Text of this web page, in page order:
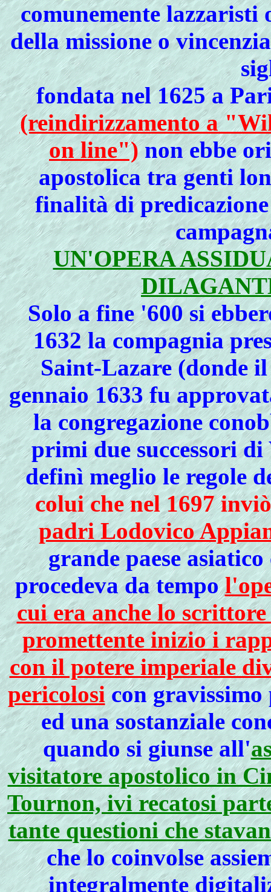
comunemente lazzaristi
della missione o
fondata nel 1625 a
(reindirizzamento a
on line")non ebbe
apostolica tra genti
finalità di
UN'OPERA
Solo a fine '600 si
1632 la compagnia
Saint-Lazare (donde
gennaio 1633 fu
la congregazione
primi due successori di
definì meglio le regole
colui che nel 1697
padri Lodovico
grande paese
procedeva da tempo
cui era anche lo
promettente inizio i
con il potere imperiale
pericolosicon gravissimo
ed una sostanziale
quando si giunse all'
visitatore apostolico in
Tournon, ivi recatosi
tante questioni che
che lo coinvolse
integralmente